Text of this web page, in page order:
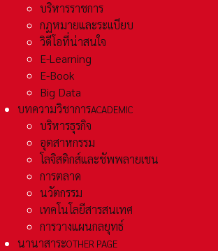
บริหารราชการ
กฏหมายและระเเบียบ
วิดีโอที่น่าสนใจ
E-Learning
E-Book
Big Data
บทความวิชาการACADEMIC
บริหารธุรกิจ
อุตสาหกรรม
โลจิสติกส์และชัพพลายเชน
การตลาด
นวัตกรรม
เทคโนโลยีสารสนเทศ
การวางแผนกลยุทธ์
นานาสาระOTHER PAGE